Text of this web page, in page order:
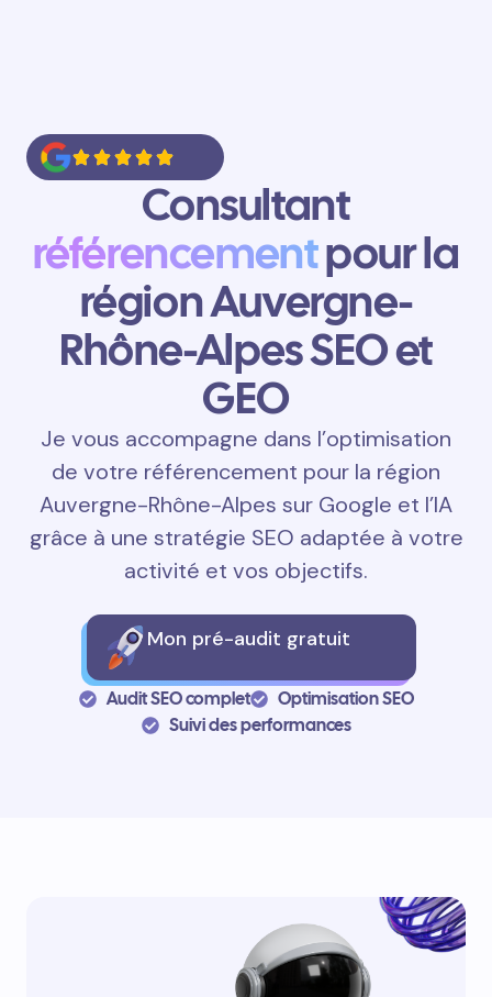
Consultant
référencementpour la
région Auvergne-
Rhône-Alpes SEO et
GEO
Je vous accompagne dans l’optimisation
de votre référencement pour la région
Auvergne-Rhône-Alpes sur Google et l’IA
grâce à une stratégie SEO adaptée à votre
activité et vos objectifs.
Mon pré-audit gratuit
Audit SEO complet
Optimisation SEO
Suivi des performances